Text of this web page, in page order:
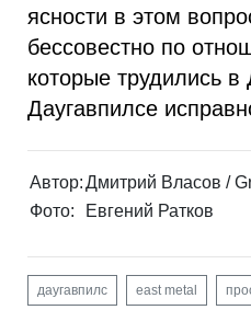
ясности в этом
бессовестно по
которые трудились в
Даугавпилсе
Автор:Дмитрий Власов /
Фото:
Евгений Ратков
даугавпилс east metal